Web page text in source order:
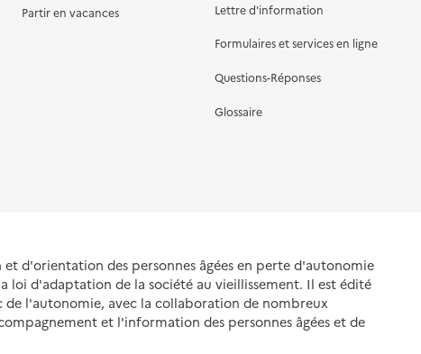
Partir en vacances Lettre d'information
Formulaires et services en ligne
Questions-Réponses
Glossaire
d'orientation des personnes âgées en perte d'autonomie
loi d'adaptation de la société au vieillissement. Il est édité
de l'autonomie, avec la collaboration de nombreux
et l'information des personnes âgées et de